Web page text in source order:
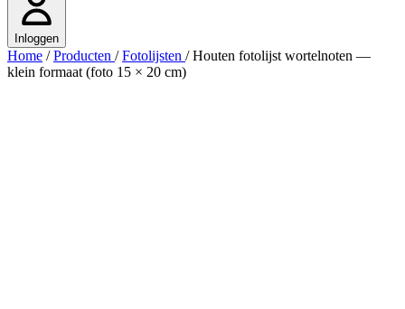
Inloggen
Home / Producten / Fotolijsten / Houten fotolijst wortelnoten —
klein formaat (foto 15 × 20 cm)